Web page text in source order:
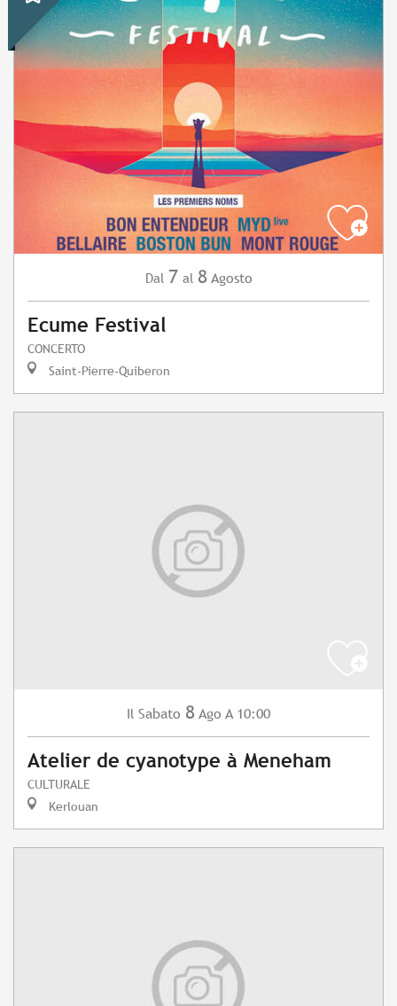
Dal 7 al 8 Agosto
Ecume Festival
CONCERTO
Saint-Pierre-Quiberon
Il Sabato 8 Ago A 10:00
Atelier de cyanotype à Meneham
CULTURALE
Kerlouan